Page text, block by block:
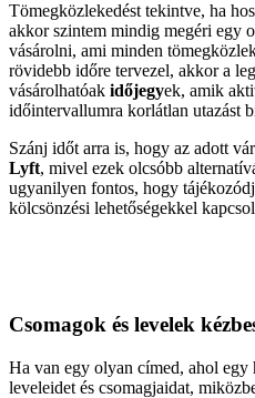
Tömegközlekedést tekintve, ha
akkor szintem mindig megéri egy
vásárolni, ami minden
rövidebb időre tervezel, akkor a
vásárolhatóak időjegyek, amik
időintervallumra korlátlan utazást
Szánj időt arra is, hogy az adott
Lyft, mivel ezek olcsóbb
ugyanilyen fontos, hogy
kölcsönzési lehetőségekkel
Csomagok és levelek
Ha van egy olyan címed, ahol egy
leveleidet és csomagjaidat,